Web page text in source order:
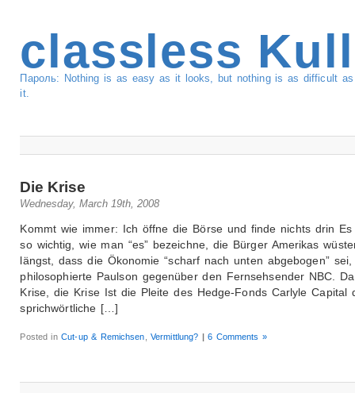
classless
Пароль: Nothing is as easy as it looks, but nothing is as difficult
it.
Die Krise
Wednesday, March 19th, 2008
Kommt wie immer: Ich öffne die Börse und finde nichts drin
so wichtig, wie man “es” bezeichne, die Bürger Amerikas
längst, dass die Ökonomie “scharf nach unten abgebogen” sei,
philosophierte Paulson gegenüber den Fernsehsender NBC.
Krise, die Krise Ist die Pleite des Hedge-Fonds Carlyle Capital
sprichwörtliche […]
Posted inCut-up & Remichsen ,Vermittlung? | 6 Comments »